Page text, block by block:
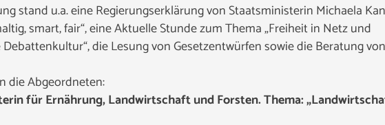
stand u.a. eine Regierungserklärung von Staatsministerin Michaela
smart, fair“, eine Aktuelle Stunde zum Thema „Freiheit in Netz und
die Lesung von Gesetzentwürfen sowie die Beratung von
die Abgeordneten:
für Ernährung, Landwirtschaft und Forsten. Thema: